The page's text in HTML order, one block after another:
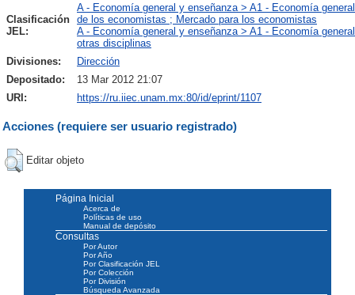
Clasificación
JEL:
A - Economía general y enseñanza > A1 - Economía
de los economistas ; Mercado para los economistas
A - Economía general y enseñanza > A1 - Economía
otras disciplinas
Divisiones:
Dirección
Depositado:
13 Mar 2012 21:07
URI:
https://ru.iiec.unam.mx:80/id/eprint/1107
Acciones (requiere ser usuario registrado)
Editar objeto
Página Inicial
Acerca de
Políticas de uso
Manual de depósito
Consultas
Por Autor
Por Año
Por Clasificación JEL
Por Colección
Por División
Búsqueda Avanzada